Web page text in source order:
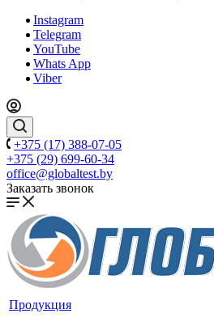
Instagram
Telegram
YouTube
Whats App
Viber
+375 (17) 388-07-05
+375 (29) 699-60-34
office@globaltest.by
Заказать звонок
Продукция